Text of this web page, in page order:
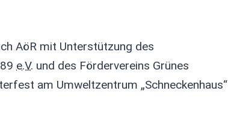
AöR mit Unterstützung des
e.V. und des Fördervereins Grünes
am Umweltzentrum „Schneckenhaus“